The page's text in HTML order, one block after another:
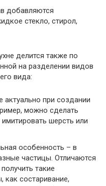
добавляются
стекло, стирол,
делится также по
на разделении видов
вида:
при создании
можно сделать
шерсть или
особенность – в
частицы. Отличаются
такие
как состаривание,